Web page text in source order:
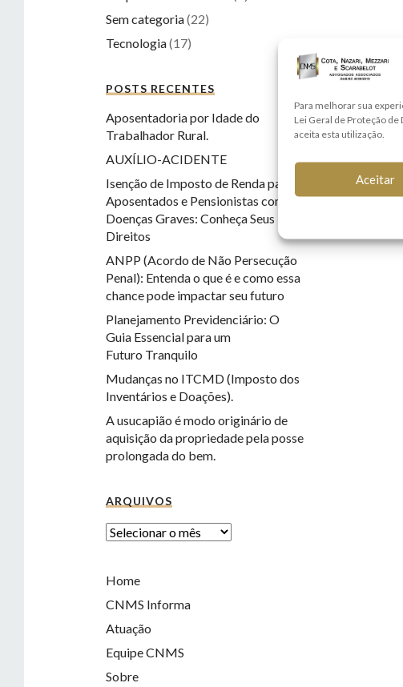
Para melhorar sua
Lei Geral de Proteção
aceita esta utilização.
Aceitar
Sem categoria(22)
Tecnologia(17)
POSTS RECENTES
Aposentadoria por Idade do
Trabalhador Rural.
AUXÍLIO-ACIDENTE
Isenção de Imposto de Renda para
Aposentados e Pensionistas com
Doenças Graves: Conheça Seus
Direitos
ANPP (Acordo de Não Persecução
Penal): Entenda o que é e como essa
chance pode impactar seu futuro
Planejamento Previdenciário: O
Guia Essencial para um
Futuro Tranquilo
Mudanças no ITCMD (Imposto dos
Inventários e Doações).
A usucapião é modo originário de
aquisição da propriedade pela posse
prolongada do bem.
ARQUIVOS
Home
CNMS Informa
Atuação
Equipe CNMS
Sobre